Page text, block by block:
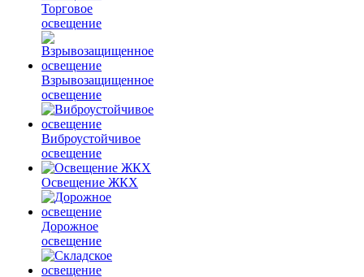
Торговое
освещение
Взрывозащищенное
освещение
Виброустойчивое
освещение
Освещение ЖКХ
Дорожное
освещение